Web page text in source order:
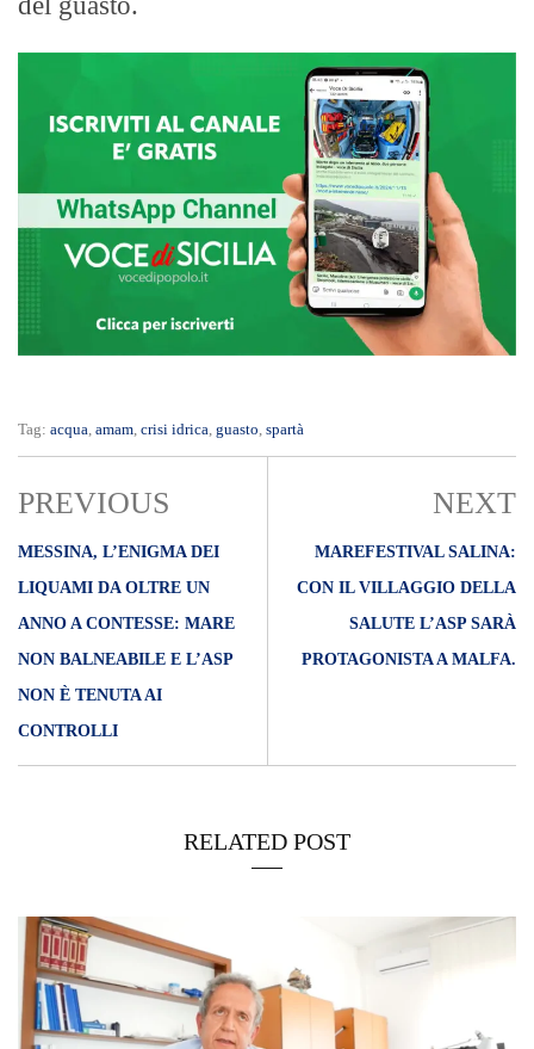
Tag: acqua, amam, crisi idrica, guasto, spartà
PREVIOUS
MESSINA, L’ENIGMA DEI
LIQUAMI DA OLTRE UN
ANNO A CONTESSE: MARE
NON BALNEABILE E L’ASP
NON È TENUTA AI
CONTROLLI
NEXT
MAREFESTIVAL SALINA:
CON IL VILLAGGIO DELLA
SALUTE L’ASP SARÀ
PROTAGONISTA A MALFA.
RELATED POST